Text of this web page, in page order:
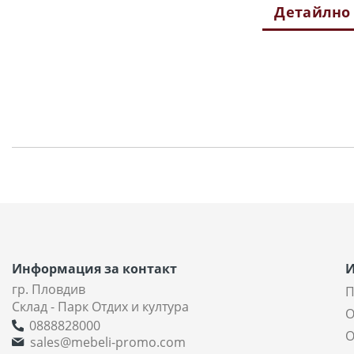
Детайлно
Информация за контакт
гр. Пловдив
Склад - Парк Отдих и култура
0888828000
sales@mebeli-promo.com